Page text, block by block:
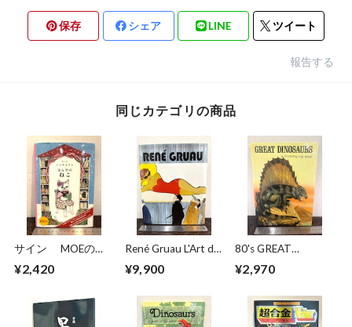
保存 シェア LINE ツイート
報告する
同じカテゴリの商品
サイン MOEのえ
こ ヒグチユウコ
¥2,420
René Gruau L'Art de
of Advertising
¥9,900
80's GREAT
Pop−Up Book
¥2,970